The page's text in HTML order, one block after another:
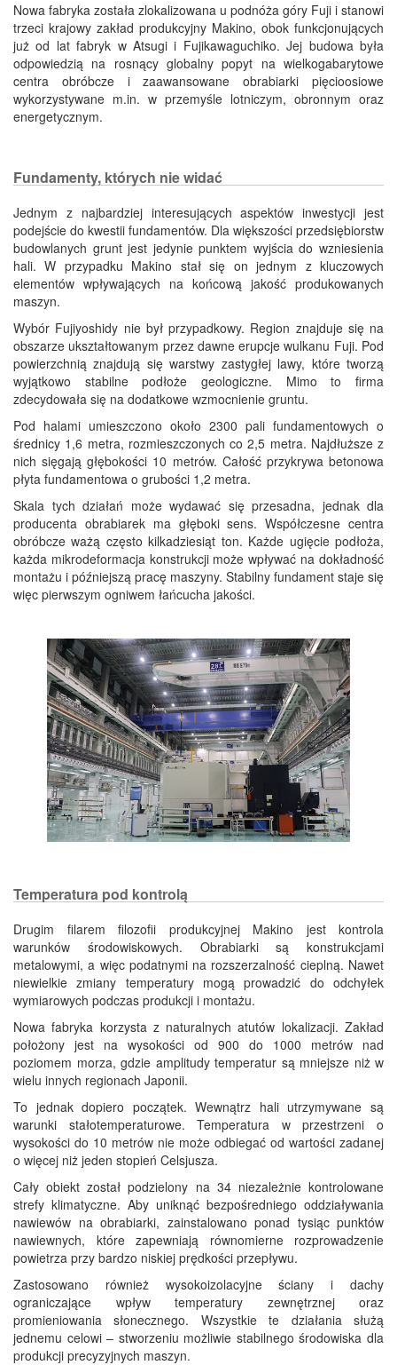
Nowa fabryka została zlokalizowana u podnóża góry Fuji i stanowi
trzeci krajowy zakład produkcyjny Makino, obok funkcjonujących
już od lat fabryk w Atsugi i Fujikawaguchiko. Jej budowa była
odpowiedzią na rosnący globalny popyt na wielkogabarytowe
centra obróbcze i zaawansowane obrabiarki pięcioosiowe
wykorzystywane m.in. w przemyśle lotniczym, obronnym oraz
energetycznym.
Fundamenty, których nie widać
Jednym z najbardziej interesujących aspektów inwestycji jest
podejście do kwestii fundamentów. Dla większości przedsiębiorstw
budowlanych grunt jest jedynie punktem wyjścia do wzniesienia
hali. W przypadku Makino stał się on jednym z kluczowych
elementów wpływających na końcową jakość produkowanych
maszyn.
Wybór Fujiyoshidy nie był przypadkowy. Region znajduje się na
obszarze ukształtowanym przez dawne erupcje wulkanu Fuji. Pod
powierzchnią znajdują się warstwy zastygłej lawy, które tworzą
wyjątkowo stabilne podłoże geologiczne. Mimo to firma
zdecydowała się na dodatkowe wzmocnienie gruntu.
Pod halami umieszczono około 2300 pali fundamentowych o
średnicy 1,6 metra, rozmieszczonych co 2,5 metra. Najdłuższe z
nich sięgają głębokości 10 metrów. Całość przykrywa betonowa
płyta fundamentowa o grubości 1,2 metra.
Skala tych działań może wydawać się przesadna, jednak dla
producenta obrabiarek ma głęboki sens. Współczesne centra
obróbcze ważą często kilkadziesiąt ton. Każde ugięcie podłoża,
każda mikrodeformacja konstrukcji może wpływać na dokładność
montażu i późniejszą pracę maszyny. Stabilny fundament staje się
więc pierwszym ogniwem łańcucha jakości.
Temperatura pod kontrolą
Drugim filarem filozofii produkcyjnej Makino jest kontrola
warunków środowiskowych. Obrabiarki są konstrukcjami
metalowymi, a więc podatnymi na rozszerzalność cieplną. Nawet
niewielkie zmiany temperatury mogą prowadzić do odchyłek
wymiarowych podczas produkcji i montażu.
Nowa fabryka korzysta z naturalnych atutów lokalizacji. Zakład
położony jest na wysokości od 900 do 1000 metrów nad
poziomem morza, gdzie amplitudy temperatur są mniejsze niż w
wielu innych regionach Japonii.
To jednak dopiero początek. Wewnątrz hali utrzymywane są
warunki stałotemperaturowe. Temperatura w przestrzeni o
wysokości do 10 metrów nie może odbiegać od wartości zadanej
o więcej niż jeden stopień Celsjusza.
Cały obiekt został podzielony na 34 niezależnie kontrolowane
strefy klimatyczne. Aby uniknąć bezpośredniego oddziaływania
nawiewów na obrabiarki, zainstalowano ponad tysiąc punktów
nawiewnych, które zapewniają równomierne rozprowadzenie
powietrza przy bardzo niskiej prędkości przepływu.
Zastosowano również wysokoizolacyjne ściany i dachy
ograniczające wpływ temperatury zewnętrznej oraz
promieniowania słonecznego. Wszystkie te działania służą
jednemu celowi – stworzeniu możliwie stabilnego środowiska dla
produkcji precyzyjnych maszyn.